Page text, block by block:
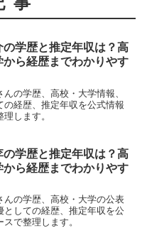
の学歴と推定年収は？高
から経歴までわかりやす
んの学歴、高校・大学情報、
の経歴、推定年収を公式情報
します。
の学歴と推定年収は？高
から経歴までわかりやす
んの学歴、高校・大学の公表
としての経歴、推定年収を公
スで整理します。